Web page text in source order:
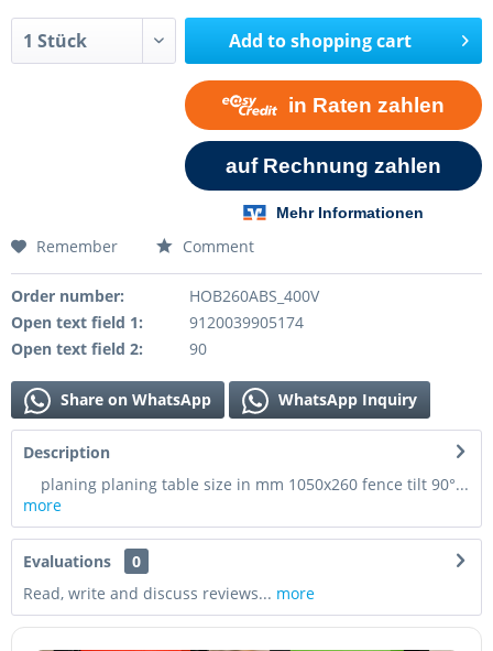
Add toshopping cart
Remember Comment
Order number:
HOB260ABS_400V
Open text field 1:
9120039905174
Open text field 2:
90
Share on WhatsApp WhatsApp Inquiry
Description
planing planing table size in mm 1050x260 fence tilt 90°...
more
Evaluations
0
Read, write and discuss reviews... more